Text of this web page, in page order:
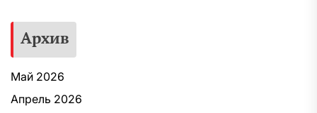
Архив
Май 2026
Апрель 2026